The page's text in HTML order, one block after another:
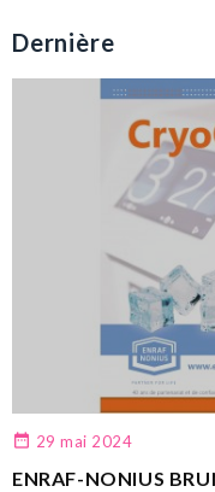
Dernière
 29 mai 2024
ENRAF-NONIUS